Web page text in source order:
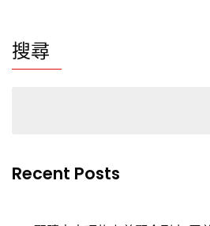
搜尋
Recent Posts